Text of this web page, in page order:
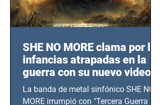
SHE NO MORE clama por las
infancias atrapadas en la
guerra con su nuevo video
TERCERA GUERRA
MUNDIAL
La banda de metal sinfónico SHE NO
MORE irrumpió con "Tercera Guerra